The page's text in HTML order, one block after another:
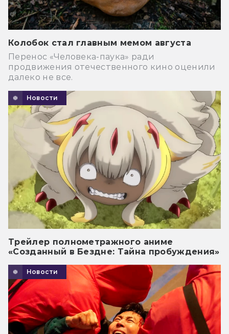
Колобок стал главным мемом августа
Перенос «Человека-паука» ради
продвижения отечественного кино оценили
далеко не все.
Новости
Трейлер полнометражного аниме
«Созданный в Бездне: Тайна пробуждения»
Новости